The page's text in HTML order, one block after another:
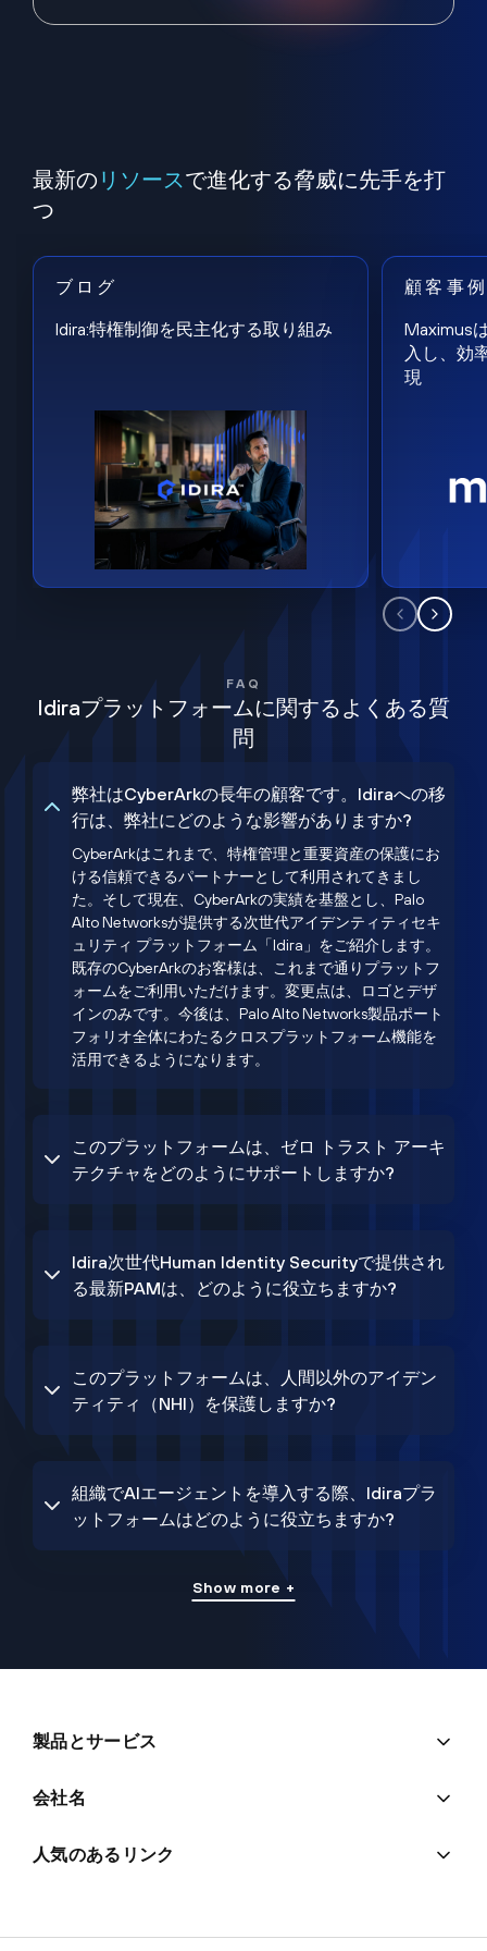
最新の リソースで進化する脅威に先手を打
つ
ブログ
Idira:特権制御を民主化する取り組み
顧客事
Maximus
入し、効
現
FAQ
Idiraプラットフォームに関するよくある質
問
弊社はCyberArkの長年の顧客です。Idiraへの移
行は、弊社にどのような影響がありますか?
CyberArkはこれまで、特権管理と重要資産の保護にお
ける信頼できるパートナーとして利用されてきまし
た。そして現在、CyberArkの実績を基盤とし、Palo
Alto Networksが提供する次世代アイデンティティセキ
ュリティ プラットフォーム「Idira」をご紹介します。
既存のCyberArkのお客様は、これまで通りプラットフ
ォームをご利用いただけます。変更点は、ロゴとデザ
インのみです。今後は、Palo Alto Networks製品ポート
フォリオ全体にわたるクロスプラットフォーム機能を
活用できるようになります。
このプラットフォームは、ゼロ トラスト アーキ
テクチャをどのようにサポートしますか?
Idira次世代Human Identity Securityで提供され
る最新PAMは、どのように役立ちますか?
このプラットフォームは、人間以外のアイデン
ティティ（NHI）を保護しますか?
組織でAIエージェントを導入する際、Idiraプラ
ットフォームはどのように役立ちますか?
Show more +
製品とサービス
会社名
人気のあるリンク